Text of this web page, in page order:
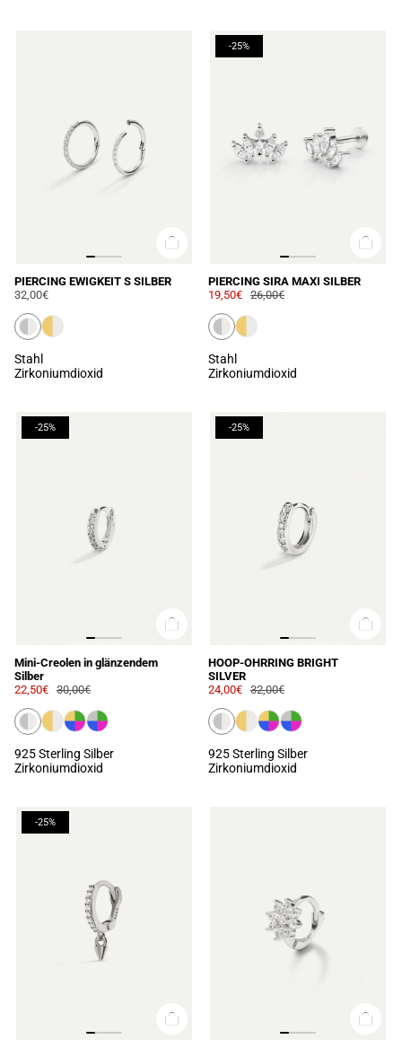
PIERCING EWIGKEIT S SILBER
32,00€
Stahl
Zirkoniumdioxid
-25%
PIERCING SIRA MAXI SILBER
19,50€ 26,00€
Stahl
Zirkoniumdioxid
-25%
Mini-Creolen in glänzendem
Silber
22,50€ 30,00€
925 Sterling Silber
Zirkoniumdioxid
-25%
HOOP-OHRRING BRIGHT
SILVER
24,00€ 32,00€
925 Sterling Silber
Zirkoniumdioxid
-25%